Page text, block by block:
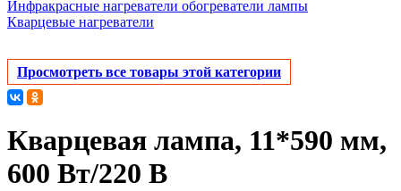
Инфракрасные нагреватели обогреватели лампы
Кварцевые нагреватели
Просмотреть все товары этой категории
Кварцевая лампа, 11*590 мм,
600 Вт/220 В